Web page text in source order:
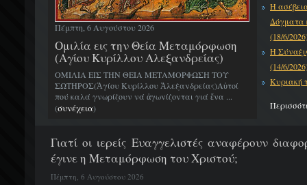
Πέμπτη, 6 Αυγούστου 2026
Ομιλία εις την Θεία Μεταμόρφωση
(Αγίου Κυρίλλου Αλεξανδρείας)
ΟΜΙΛΙΑ ΕΙΣ ΤΗΝ ΘΕΙΑ ΜΕΤΑΜΟΡΦΩΣΗ ΤΟΥ
ΣΩΤΗΡΟΣ(Ἁγίου Κυρίλλου Ἀλεξανδρείας)Αὐτοί
πού καλά γνωρίζουν νά ἀγωνίζονται γιά ἕνα ...
(συνέχεια)
Η
Δόγματα
(18/6/
Η
(14/6/
Κυριακή
Γιατί οι ιερείς Ευαγγελιστές αναφέρουν
έγινε η Μεταμόρφωση του Χριστού;
Πέμπτη, 6 Αυγούστου 2026